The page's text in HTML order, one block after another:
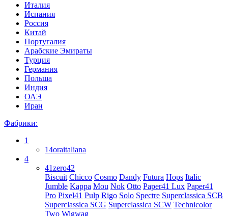
Италия
Испания
Россия
Китай
Португалия
Арабские Эмираты
Турция
Германия
Польша
Индия
ОАЭ
Иран
Фабрики:
1
14oraitaliana
4
41zero42
Biscuit Chicco Cosmo Dandy Futura Hops Italic
Jumble Kappa Mou Nok Otto Paper41 Lux Paper41
Pro Pixel41 Pulp Rigo Solo Spectre Superclassica SCB
Superclassica SCG Superclassica SCW Technicolor
Two Wigwag